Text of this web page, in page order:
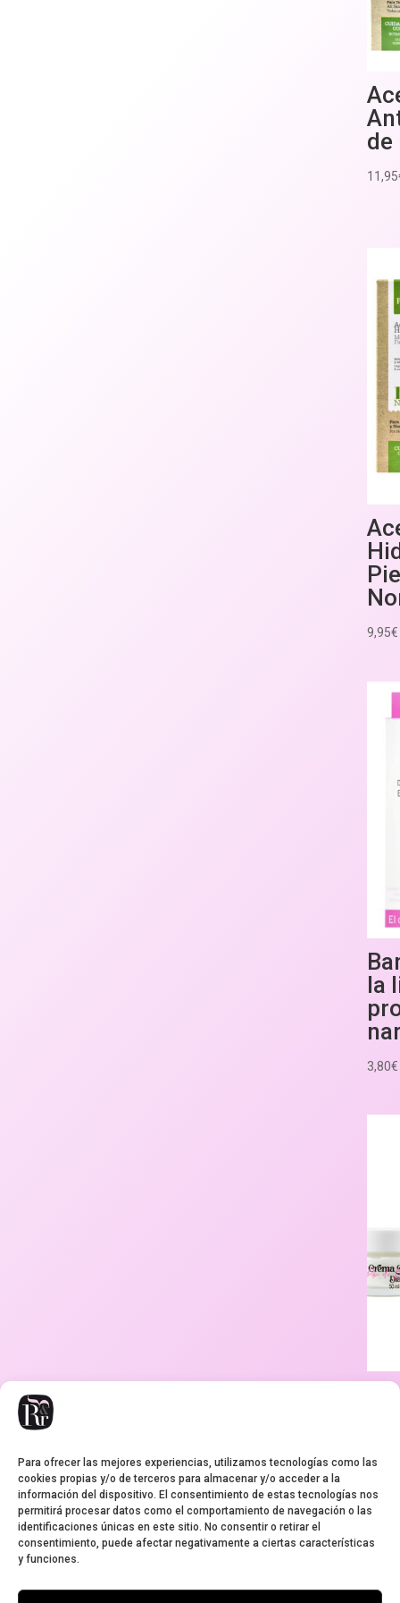
Para ofrecer las mejores experiencias, utilizamos tecnologías como las
cookies propias y/o de terceros para almacenar y/o acceder a la
información del dispositivo. El consentimiento de estas tecnologías nos
permitirá procesar datos como el comportamiento de navegación o las
identificaciones únicas en este sitio. No consentir o retirar el
consentimiento, puede afectar negativamente a ciertas características
y funciones.
de
11,95
9,95€
la
3,80€
Aviso legal Condiciones de envío
Cookies